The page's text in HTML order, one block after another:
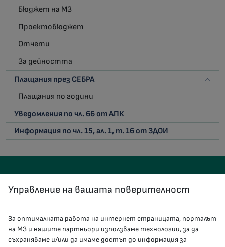
Бюджет на МЗ
Проектобюджет
Отчети
За дейността
Плащания през СЕБРА
Плащания по години
Уведомления по чл. 66 от АПК
Информация по чл. 15, ал. 1, т. 16 от ЗДОИ
КОНТАКТИ
Управление на вашата поверителност
За оптималната работа на интернет страницата, порталът
на МЗ и нашите партньори използваме технологии, за да
съхраняваме и/или да имаме достъп до информация за